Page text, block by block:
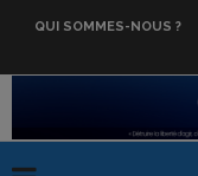
QUI SOMMES-NOUS ?